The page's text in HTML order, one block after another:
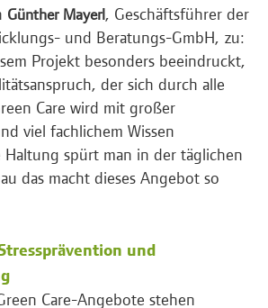
Günther Mayerl, Geschäftsführer der
und Beratungs-GmbH, zu:
Projekt besonders beeindruckt,
der sich durch alle
Care wird mit großer
viel fachlichem Wissen
Haltung spürt man in der täglichen
das macht dieses Angebot so
und
Care-Angebote stehen